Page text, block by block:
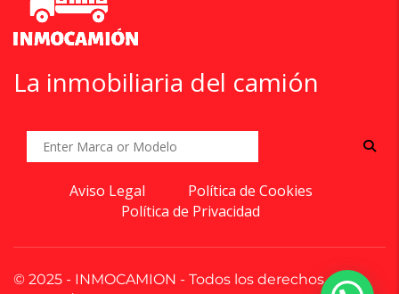
La inmobiliaria del camión
Aviso Legal
Política de Cookies
Política de Privacidad
© 2025 - INMOCAMION - Todos los derechos